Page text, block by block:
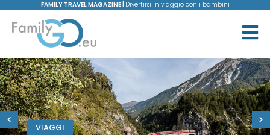
FAMILY TRAVEL MAGAZINE | Divertirsi in viaggio con i bambini
VIAGGI